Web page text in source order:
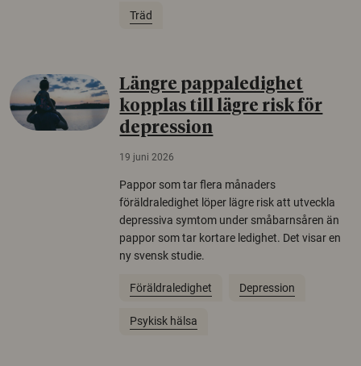
Träd
Längre pappaledighet
kopplas till lägre risk för
depression
19 juni 2026
Pappor som tar flera månaders
föräldraledighet löper lägre risk att utveckla
depressiva symtom under småbarnsåren än
pappor som tar kortare ledighet. Det visar en
ny svensk studie.
Föräldraledighet Depression
Psykisk hälsa